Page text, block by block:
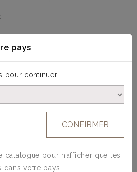
DANS LA MÊME
pays
pour continuer
CONFIRMER
catalogue pour n’afficher que les
votre pays.